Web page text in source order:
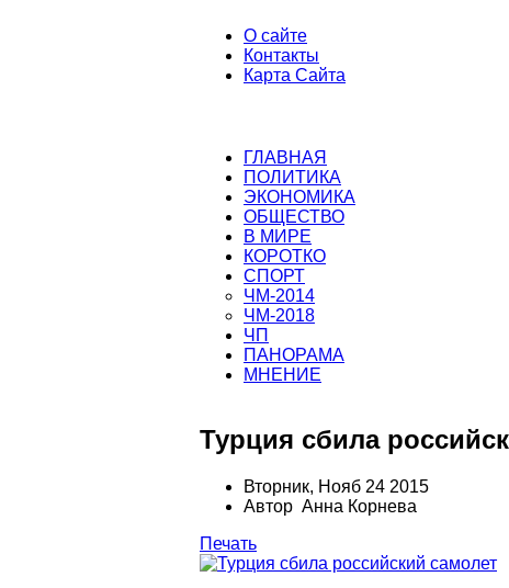
О сайте
Контакты
Карта Сайта
ГЛАВНАЯ
ПОЛИТИКА
ЭКОНОМИКА
ОБЩЕСТВО
В МИРЕ
КОРОТКО
СПОРТ
ЧМ-2014
ЧМ-2018
ЧП
ПАНОРАМА
МНЕНИЕ
Турция сбила
Вторник, Нояб 24 2015
Автор Анна Корнева
Печать